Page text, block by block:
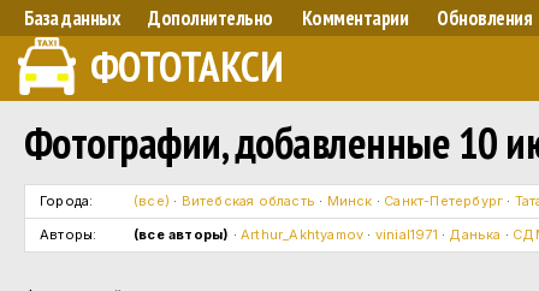
База данных Дополнительно Комментарии Обновления
ФОТОТАКСИ
Фотографии, добавленные 10
Города: (все) · Витебская область · Минск · Санкт-Петербург ·
Авторы:
(все авторы) ·Arthur_Akhtyamov · vinial1971 · Данька ·